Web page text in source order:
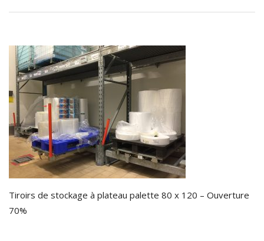
Tiroirs de stockage à plateau palette 80 x 120 – Ouverture
70%